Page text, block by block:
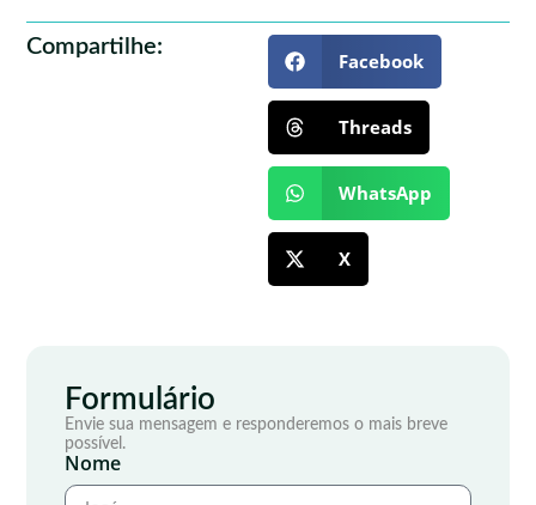
Compartilhe:
Facebook
Threads
WhatsApp
X
Formulário
Envie sua mensagem e responderemos o mais breve
possível.
Nome